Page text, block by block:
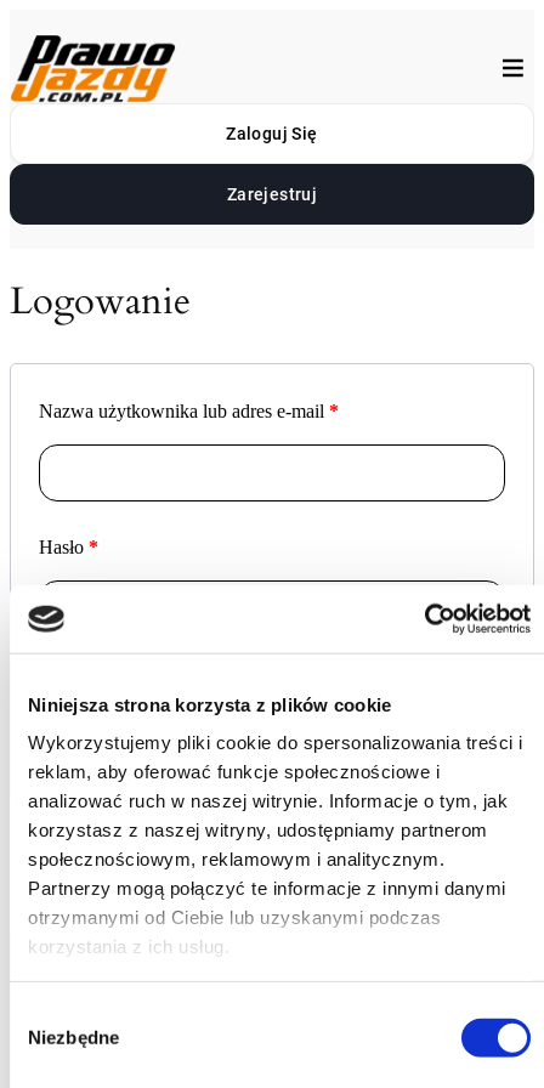
Niniejsza strona korzysta z plików cookie
Wykorzystujemy pliki cookie do spersonalizowania treści i
reklam, aby oferować funkcje społecznościowe i
analizować ruch w naszej witrynie. Informacje o tym, jak
korzystasz z naszej witryny, udostępniamy partnerom
społecznościowym, reklamowym i analitycznym.
Partnerzy mogą połączyć te informacje z innymi danymi
otrzymanymi od Ciebie lub uzyskanymi podczas
korzystania z ich usług.
zgody
Niezbędne
treści
Zaloguj Się
Zarejestruj
Logowanie
Nazwa użytkownika lub adres e-mail *
Hasło *
Nie pamiętasz hasła?
Zarejestruj się
Adres e-mail*